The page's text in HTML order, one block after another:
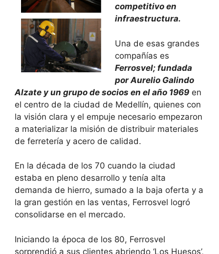
competitivo en
infraestructura.
Una de esas grandes
compañías es
Ferrosvel; fundada
por Aurelio Galindo
Alzate y un grupo de socios en el año 1969 en
el centro de la ciudad de Medellín, quienes con
la visión clara y el empuje necesario empezaron
a materializar la misión de distribuir materiales
de ferretería y acero de calidad.
En la década de los 70 cuando la ciudad
estaba en pleno desarrollo y tenía alta
demanda de hierro, sumado a la baja oferta y a
la gran gestión en las ventas, Ferrosvel logró
consolidarse en el mercado.
Iniciando la época de los 80, Ferrosvel
sorprendió a sus clientes abriendo ‘Los Huesos’,